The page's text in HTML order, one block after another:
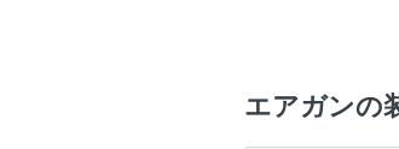
エアガンの